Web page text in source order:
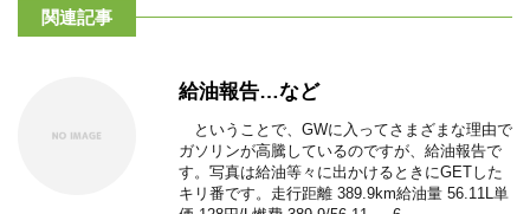
関連記事
給油報告…など
ということで、GWに入ってさまざまな理由で
ガソリンが高騰しているのですが、給油報告で
す。写真は給油等々に出かけるときにGETした
キリ番です。走行距離 389.9km給油量 56.11L単